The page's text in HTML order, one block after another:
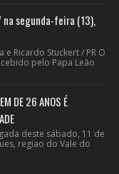
na segunda-feira (13),
Ricardo Stuckert / PR O
pelo Papa Leão
DE 26 ANOS É
deste sábado, 11 de
regiao do Vale do